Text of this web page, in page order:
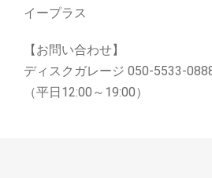
イープラス
【お問い合わせ】
ディスクガレージ 050-5533-
（平日12:00～19:00）